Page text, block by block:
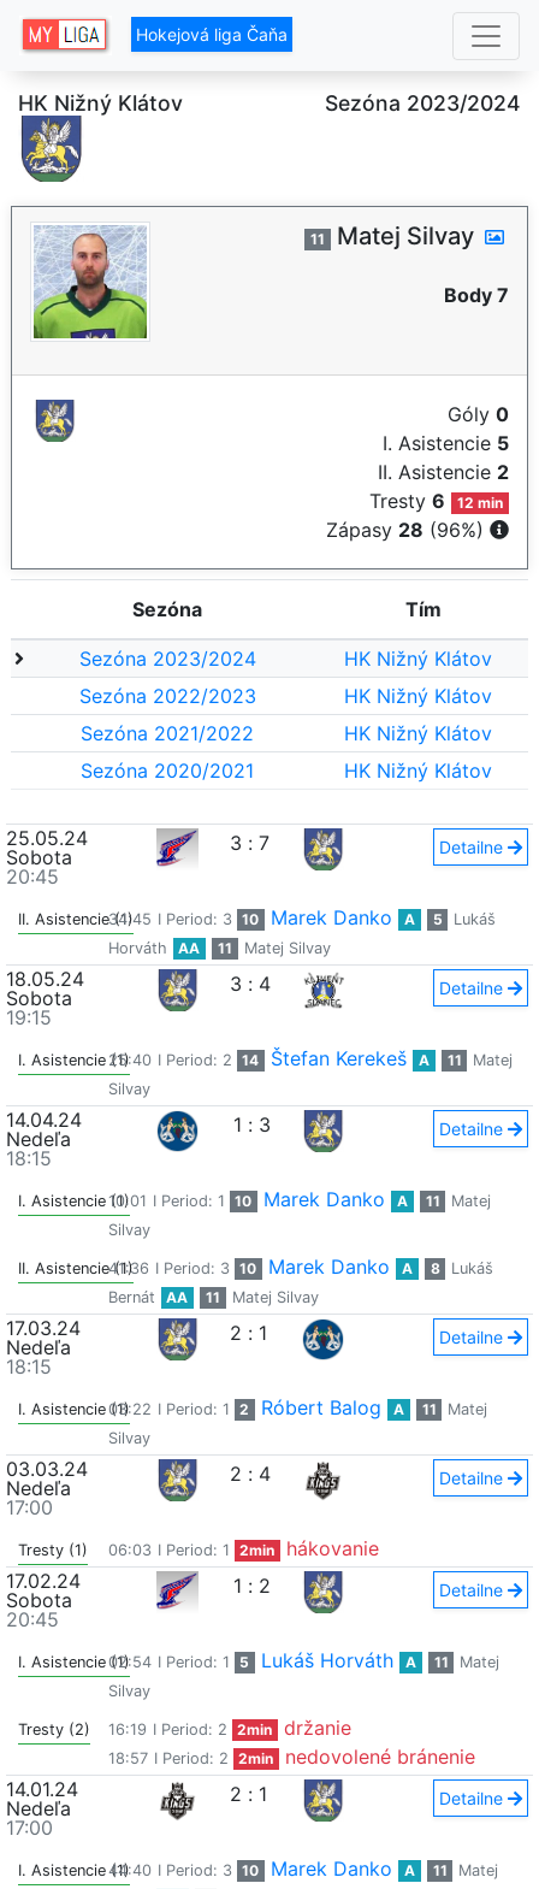
Hokejová liga Čaňa
HK Nižný Klátov Sezóna 2023/2024
11 Matej Silvay
Body 7
Góly 0
I. Asistencie 5
II. Asistencie 2
Tresty6 12 min
Zápasy 28 (96%)
Sezóna Tím
Sezóna 2023/2024
HK Nižný Klátov
Sezóna 2022/2023
HK Nižný Klátov
Sezóna 2021/2022
HK Nižný Klátov
Sezóna 2020/2021
HK Nižný Klátov
25.05.24
Sobota
20:45
3 : 7 Detailne
II. Asistencie (1)
34:45 I Period: 3 10 Marek Danko A 5
Lukáš
Horváth
AA 11 Matej Silvay
18.05.24
Sobota
19:15
3 : 4 Detailne
I. Asistencie (1)25:40 I Period: 2 14 Štefan Kerekeš A 11
Matej
Silvay
14.04.24
Nedeľa
18:15
1 : 3 Detailne
I. Asistencie (1)10:01 I Period: 1 10 Marek Danko A 11
Matej
Silvay
II. Asistencie (1)
41:36 I Period: 3 10 Marek Danko A 8
Lukáš
Bernát
AA 11 Matej Silvay
17.03.24
Nedeľa
18:15
2 : 1 Detailne
I. Asistencie (1)03:22 I Period: 1 2 Róbert Balog A 11
Matej
Silvay
03.03.24
Nedeľa
17:00
2 : 4 Detailne
Tresty (1) 06:03 I Period: 1 2min
hákovanie
17.02.24
Sobota
20:45
1 : 2 Detailne
I. Asistencie (1)02:54 I Period: 1 5 Lukáš Horváth A 11
Matej
Silvay
Tresty (2) 16:19 I Period: 2 2min držanie
18:57 I Period: 2 2min
nedovolené bránenie
14.01.24
Nedeľa
17:00
2 : 1 Detailne
I. Asistencie (1)44:40 I Period: 3 10 Marek Danko A 11
Matej